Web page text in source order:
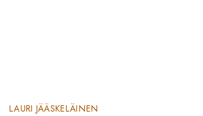
LAURI JÄÄSKELÄINEN